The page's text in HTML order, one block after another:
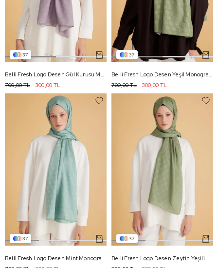
37
Belli Fresh Logo Desen Gül Kurusu Monogram Şal 3 - 86
300,00 TL
700,00 TL
37
Belli Fresh Logo Desen Yeşil Monogram Şal 1 - 85
300,00 TL
700,00 TL
37 37